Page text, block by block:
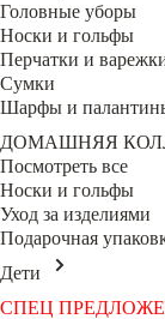
Головные уборы
Носки и гольфы
Перчатки и
Сумки
Шарфы и
ДОМАШНЯЯ
Посмотреть все
Носки и гольфы
Уход за изделиями
Подарочная
Дети
СПЕЦ